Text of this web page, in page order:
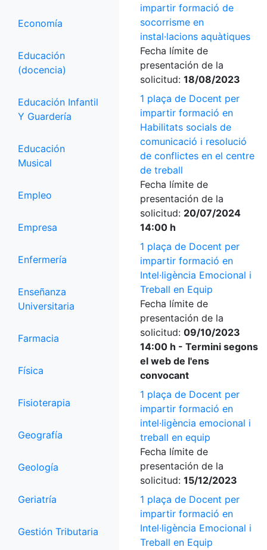
Economía
Educación
(docencia)
Educación Infantil
Y Guardería
Educación
Musical
Empleo
Empresa
Enfermería
Enseñanza
Universitaria
Farmacia
Física
Fisioterapia
Geografía
Geología
Geriatría
Gestión Tributaria
impartir formació de
socorrisme en
instal·lacions aquàtiques
Fecha límite de
presentación de la
solicitud: 18/08/2023
1 plaça de Docent per
impartir formació en
Habilitats socials de
comunicació i resolució
de conflictes en el centre
de treball
Fecha límite de
presentación de la
solicitud: 20/07/2024
14:00 h
1 plaça de Docent per
impartir formació en
Intel·ligència Emocional i
Treball en Equip
Fecha límite de
presentación de la
solicitud: 09/10/2023
14:00 h - Termini segons
el web de l'ens
convocant
1 plaça de Docent per
impartir formació en
intel·ligència emocional i
treball en equip
Fecha límite de
presentación de la
solicitud: 15/12/2023
1 plaça de Docent per
impartir formació en
Intel·ligència Emocional i
Treball en Equip